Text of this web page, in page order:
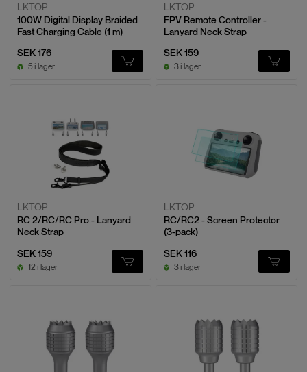
LKTOP
100W Digital Display Braided
Fast Charging Cable (1 m)
SEK 176
5 i lager
LKTOP
FPV Remote Controller -
Lanyard Neck Strap
SEK 159
3 i lager
LKTOP
RC 2/RC/RC Pro - Lanyard
Neck Strap
SEK 159
12 i lager
LKTOP
RC/RC2 - Screen Protector
(3-pack)
SEK 116
3 i lager